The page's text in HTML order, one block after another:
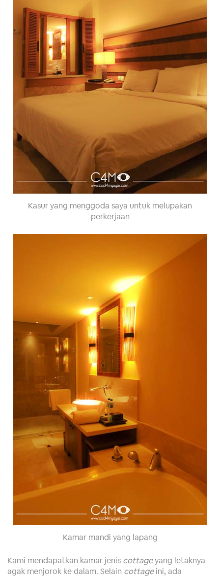
Kasur yang menggoda saya untuk melupakan
perkerjaan
Kamar mandi yang lapang
Kami mendapatkan kamar jenis cottageyang letaknya
agak menjorok ke dalam. Selain cottageini, ada